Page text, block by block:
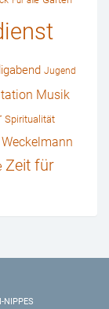
Jugend
Musik
Spiritualität
Weckelmann
Zeit für
NIPPES